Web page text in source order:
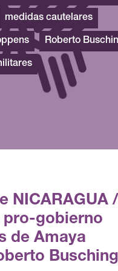
NICARAGUA /
pro-gobierno
de Amaya
Busching
medidas cautelares
Roberto